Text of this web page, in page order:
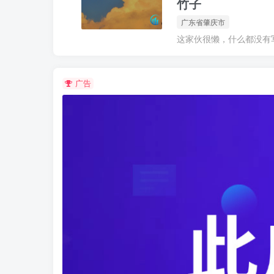
广东省肇庆市
这家伙很懒，什么都没有
广告